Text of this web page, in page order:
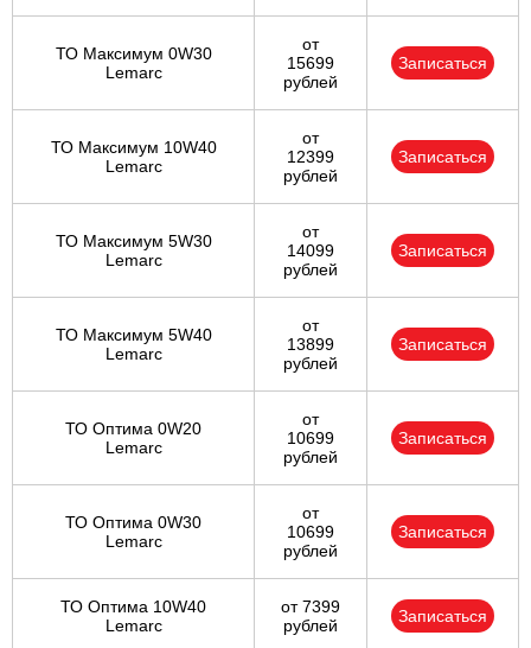
Челябинск
Череповец
Ярославль
ТО Максимум 0W30
Lemarc
от
15699
рублей
Записаться
ТО Максимум 10W40
Lemarc
от
12399
рублей
Записаться
ТО Максимум 5W30
Lemarc
от
14099
рублей
Записаться
ТО Максимум 5W40
Lemarc
от
13899
рублей
Записаться
ТО Оптима 0W20
Lemarc
от
10699
рублей
Записаться
ТО Оптима 0W30
Lemarc
от
10699
рублей
Записаться
ТО Оптима 10W40
Lemarc
от 7399
рублей
Записаться